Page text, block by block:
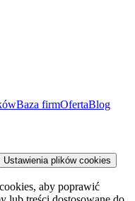
Baza firmOfertaBlog
Ustawienia plików cookies
aby poprawić